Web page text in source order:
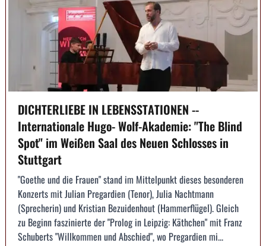
DICHTERLIEBE IN LEBENSSTATIONEN --
Internationale Hugo- Wolf-Akademie: "The Blind
Spot" im Weißen Saal des Neuen Schlosses in
Stuttgart
"Goethe und die Frauen" stand im Mittelpunkt dieses besonderen
Konzerts mit Julian Pregardien (Tenor), Julia Nachtmann
(Sprecherin) und Kristian Bezuidenhout (Hammerflügel). Gleich
zu Beginn faszinierte der "Prolog in Leipzig: Käthchen" mit Franz
Schuberts "Willkommen und Abschied", wo Pregardien mi...